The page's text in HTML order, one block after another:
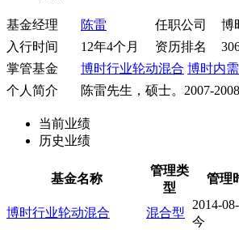
基金经理 陈雷 任职公司
博
入行时间
12年4个月 资历排名
掌管基金
博时行业轮动混合 博时内
个人简介
陈雷先生，硕士。2007-
当前业绩
历史业绩
基金名称
管理类
型
管理
博时行业轮动混合
混合型
2014-
今